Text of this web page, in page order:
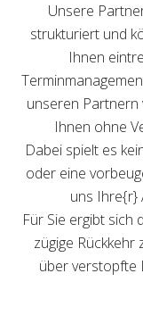
Unsere
strukturiert und
Ihnen
unseren
Ihnen ohne
Dabei spielt es
oder eine
uns Ihre{r}
Für Sie ergibt sich
zügige Rückkehr
über verstopfte